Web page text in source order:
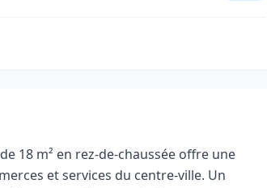
18 m² en rez-de-chaussée offre une
et services du centre-ville. Un